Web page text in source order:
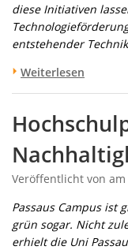
diese Initiativen
entstehender
Weiterlesen
Veröffentlicht von am
Passaus Campus ist
grün sogar. Nicht
erhielt die Uni